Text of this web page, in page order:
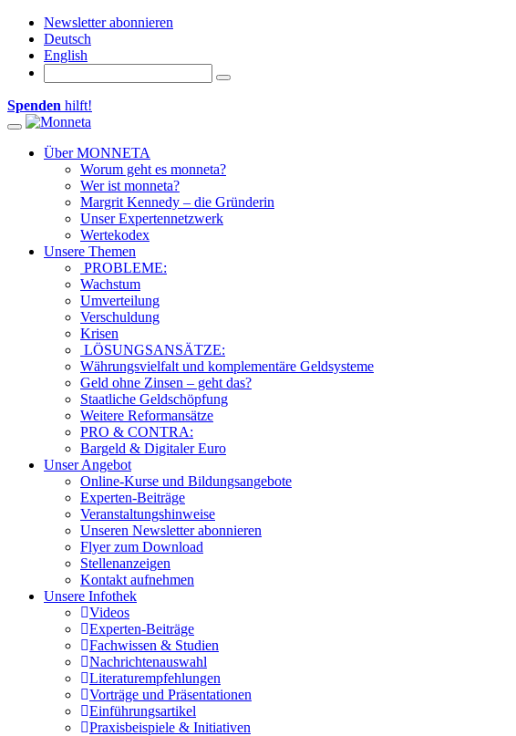
Newsletter abonnieren
Deutsch
English
Spenden hilft!
Toggle navigation
Über MONNETA
Worum geht es monneta?
Wer ist monneta?
Margrit Kennedy – die Gründerin
Unser Expertennetzwerk
Wertekodex
Unsere Themen
PROBLEME:
Wachstum
Umverteilung
Verschuldung
Krisen
LÖSUNGSANSÄTZE:
Währungsvielfalt und komplementäre Geldsysteme
Geld ohne Zinsen – geht das?
Staatliche Geldschöpfung
Weitere Reformansätze
PRO & CONTRA:
Bargeld & Digitaler Euro
Unser Angebot
Online-Kurse und Bildungsangebote
Experten-Beiträge
Veranstaltungshinweise
Unseren Newsletter abonnieren
Flyer zum Download
Stellenanzeigen
Kontakt aufnehmen
Unsere Infothek
Videos
Experten-Beiträge
Fachwissen & Studien
Nachrichtenauswahl
Literaturempfehlungen
Vorträge und Präsentationen
Einführungsartikel
Praxisbeispiele & Initiativen